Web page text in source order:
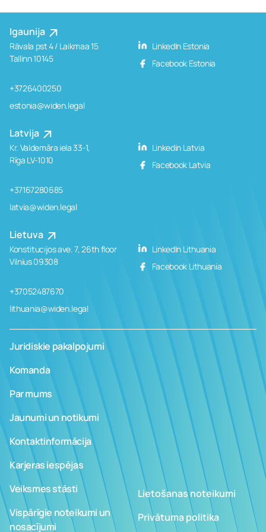
Igaunija
Rävala pst 4 / Laikmaa 15
Tallinn 10145
+3726400250
estonia@widen.legal
LinkedIn Estonia
Facebook Estonia
Latvija
Kr. Valdemāra iela 33-1,
Rīga LV-1010
+37167280685
latvia@widen.legal
Linkedin Latvia
Facebook Latvia
Lietuva
Konstitucijos ave. 7, 26th floor
Vilnius 09308
+37052487670
lithuania@widen.legal
LinkedIn Lithuania
Facebook Lithuania
Juridiskie pakalpojumi
Komanda
Par mums
Jaunumi un notikumi
Kontaktinformācija
Karjeras iespējas
Veiksmes stāsti
Vispārīgie noteikumi un
nosacījumi
Lietošanas noteikumi
Privātuma politika